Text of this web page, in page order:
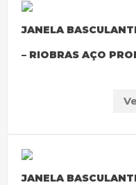
JANELA
– RIOBRAS AÇO
JANELA